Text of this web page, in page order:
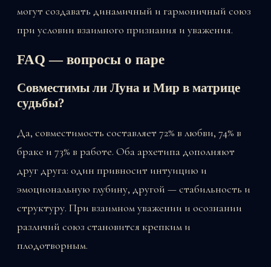
могут создавать динамичный и гармоничный союз
при условии взаимного признания и уважения.
FAQ — вопросы о паре
Совместимы ли Луна и Мир в матрице
судьбы?
Да, совместимость составляет 72% в любви, 74% в
браке и 73% в работе. Оба архетипа дополняют
друг друга: один привносит интуицию и
эмоциональную глубину, другой — стабильность и
структуру. При взаимном уважении и осознании
различий союз становится крепким и
плодотворным.